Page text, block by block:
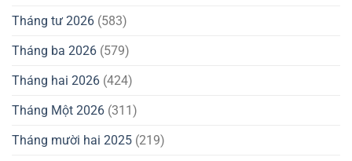
Tháng tư 2026 (583)
Tháng ba 2026 (579)
Tháng hai 2026 (424)
Tháng Một 2026 (311)
Tháng mười hai 2025 (219)